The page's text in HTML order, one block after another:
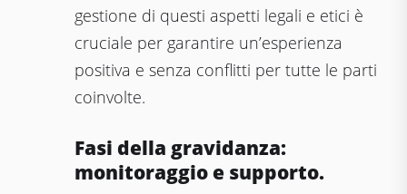
gestione di questi aspetti legali e etici è
cruciale per garantire un’esperienza
positiva e senza conflitti per tutte le parti
coinvolte.
Fasi della gravidanza:
monitoraggio e supporto.